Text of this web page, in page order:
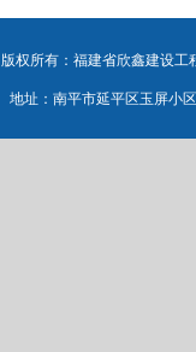
版权所有：福建省欣鑫建设
地址：南平市延平区玉屏